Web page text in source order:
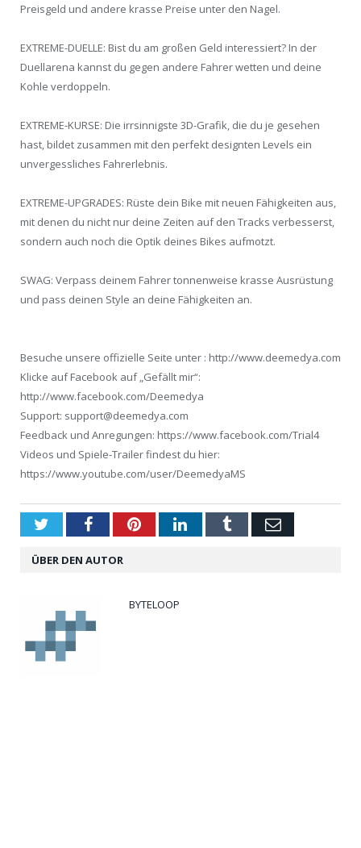
Preisgeld und andere krasse Preise unter den Nagel.
EXTREME-DUELLE: Bist du am großen Geld interessiert? In der
Duellarena kannst du gegen andere Fahrer wetten und deine
Kohle verdoppeln.
EXTREME-KURSE: Die irrsinnigste 3D-Grafik, die du je gesehen
hast, bildet zusammen mit den perfekt designten Levels ein
unvergessliches Fahrerlebnis.
EXTREME-UPGRADES: Rüste dein Bike mit neuen Fähigkeiten aus,
mit denen du nicht nur deine Zeiten auf den Tracks verbesserst,
sondern auch noch die Optik deines Bikes aufmotzt.
SWAG: Verpass deinem Fahrer tonnenweise krasse Ausrüstung
und pass deinen Style an deine Fähigkeiten an.
Besuche unsere offizielle Seite unter : http://www.deemedya.com
Klicke auf Facebook auf „Gefällt mir“:
http://www.facebook.com/Deemedya
Support: support@deemedya.com
Feedback und Anregungen: https://www.facebook.com/Trial4
Videos und Spiele-Trailer findest du hier:
https://www.youtube.com/user/DeemedyaMS
TwitterFacebookPinterestLinkedInTumblrEmail
ÜBER DEN AUTOR
BYTELOOP